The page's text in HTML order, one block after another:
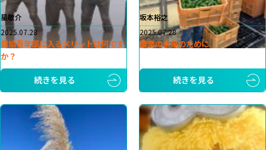
星敬介
2025.07.28
農協青年部に入るメリットは何です
か？
続きを見る
坂本裕之
2025.07.28
農業の未来のために
続きを見る